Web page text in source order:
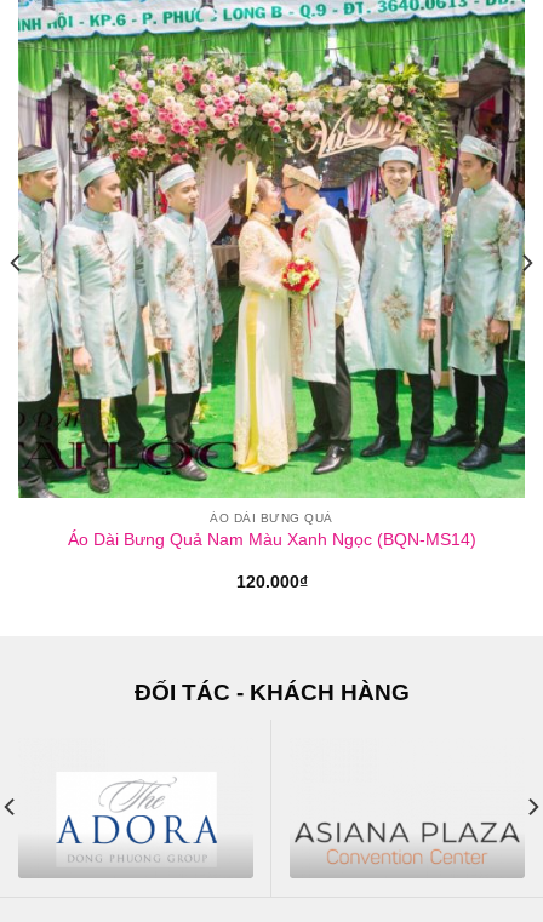
ÁO DÀI BƯNG QUẢ
Áo Dài Bưng Quả Nam Màu Xanh Ngọc (BQN-MS14)
120.000₫
ĐỐI TÁC - KHÁCH HÀNG